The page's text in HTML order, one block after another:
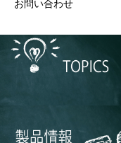
お問い合わせ